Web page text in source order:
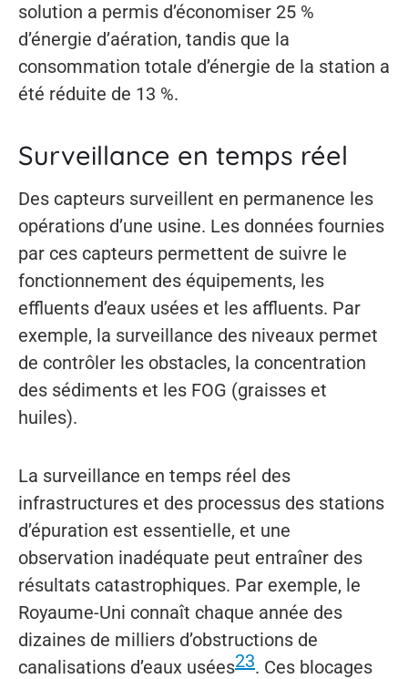
solution a permis d’économiser 25 %
d’énergie d’aération, tandis que la
consommation totale d’énergie de la station a
été réduite de 13 %.
Surveillance en temps réel
Des capteurs surveillent en permanence les
opérations d’une usine. Les données fournies
par ces capteurs permettent de suivre le
fonctionnement des équipements, les
effluents d’eaux usées et les affluents. Par
exemple, la surveillance des niveaux permet
de contrôler les obstacles, la concentration
des sédiments et les FOG (graisses et
huiles).
La surveillance en temps réel des
infrastructures et des processus des stations
d’épuration est essentielle, et une
observation inadéquate peut entraîner des
résultats catastrophiques. Par exemple, le
Royaume-Uni connaît chaque année des
dizaines de milliers d’obstructions de
canalisations d’eaux usées23. Ces blocages